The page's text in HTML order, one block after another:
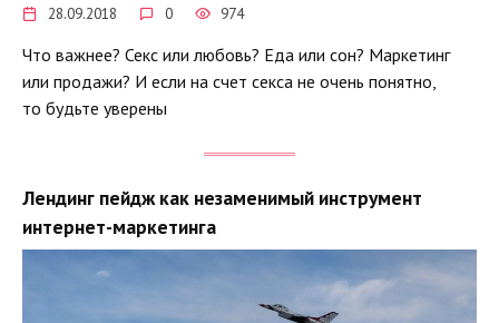
28.09.2018 0 974
Что важнее? Секс или любовь? Еда или сон? Маркетинг
или продажи? И если на счет секса не очень понятно,
то будьте уверены
Лендинг пейдж как незаменимый инструмент
интернет-маркетинга